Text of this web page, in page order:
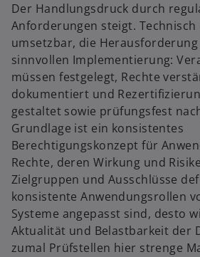
Der Handlungsdruck durch
Anforderungen steigt. Technisch
umsetzbar, die
sinnvollen Implementierung:
müssen festgelegt, Rechte
dokumentiert und
gestaltet sowie prüfungsfest
Grundlage ist ein konsistentes
Berechtigungskonzept für
Rechte, deren Wirkung und
Zielgruppen und Ausschlüsse
konsistente Anwendungsrollen
Systeme angepasst sind, desto
Aktualität und Belastbarkeit der
zumal Prüfstellen hier strenge